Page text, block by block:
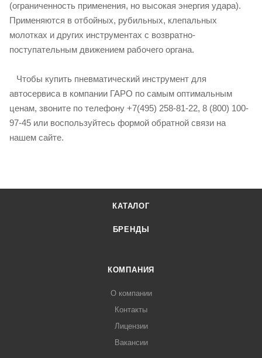
(ограниченность применения, но высокая энергия удара).
Применяются в отбойных, рубильных, клепальных
молотках и других инструментах с возвратно-
поступательным движением рабочего органа.
Чтобы купить пневматический инструмент для
автосервиса в компании ГАРО по самым оптимальным
ценам, звоните по телефону +7(495) 258-81-22, 8 (800) 100-
97-45 или воспользуйтесь формой обратной связи на
нашем сайте.
КАТАЛОГ
БРЕНДЫ
КОМПАНИЯ
О компании
Контакты
Лицензии
Вакансии